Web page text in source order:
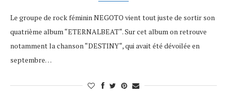
Le groupe de rock féminin NEGOTO vient tout juste de sortir son
quatrième album “ETERNALBEAT“. Sur cet album on retrouve
notamment la chanson “DESTINY“, qui avait été dévoilée en
septembre…